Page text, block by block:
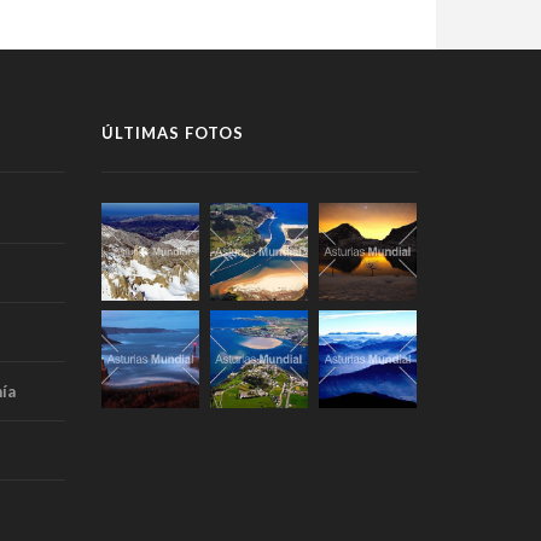
ÚLTIMAS FOTOS